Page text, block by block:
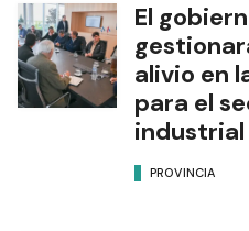
El
alivio en
para el
industrial
PROVINCIA